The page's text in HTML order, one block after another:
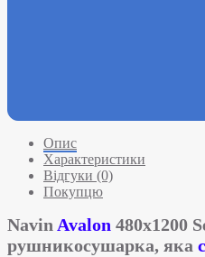
Опис
Характеристики
Відгуки (0)
Покупцю
Navin Avalon 480х1200
рушникосушарка, яка